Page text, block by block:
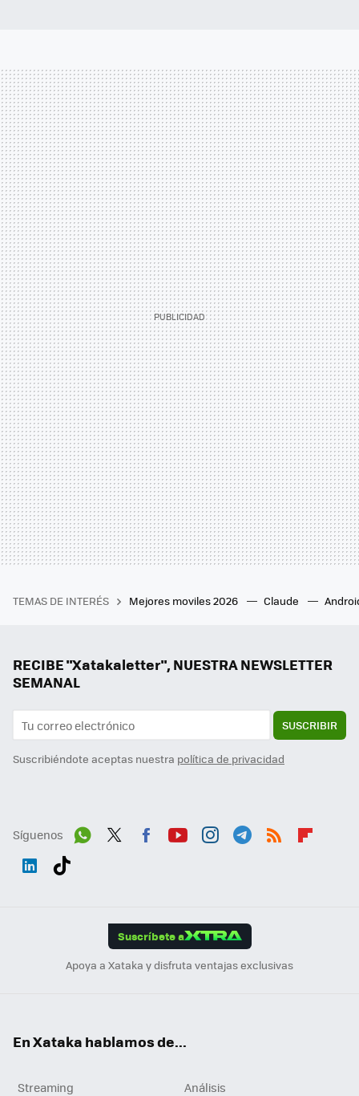
TEMAS DE INTERÉS Mejores moviles 2026 Claude
RECIBE "Xatakaletter", NUESTRA NEWSLETTER
SEMANAL
SUSCRIBIR
Suscribiéndote aceptas nuestra política de privacidad
Síguenos
Suscríbete a
Apoya a Xataka y disfruta ventajas exclusivas
En Xataka hablamos de...
Streaming
Análisis